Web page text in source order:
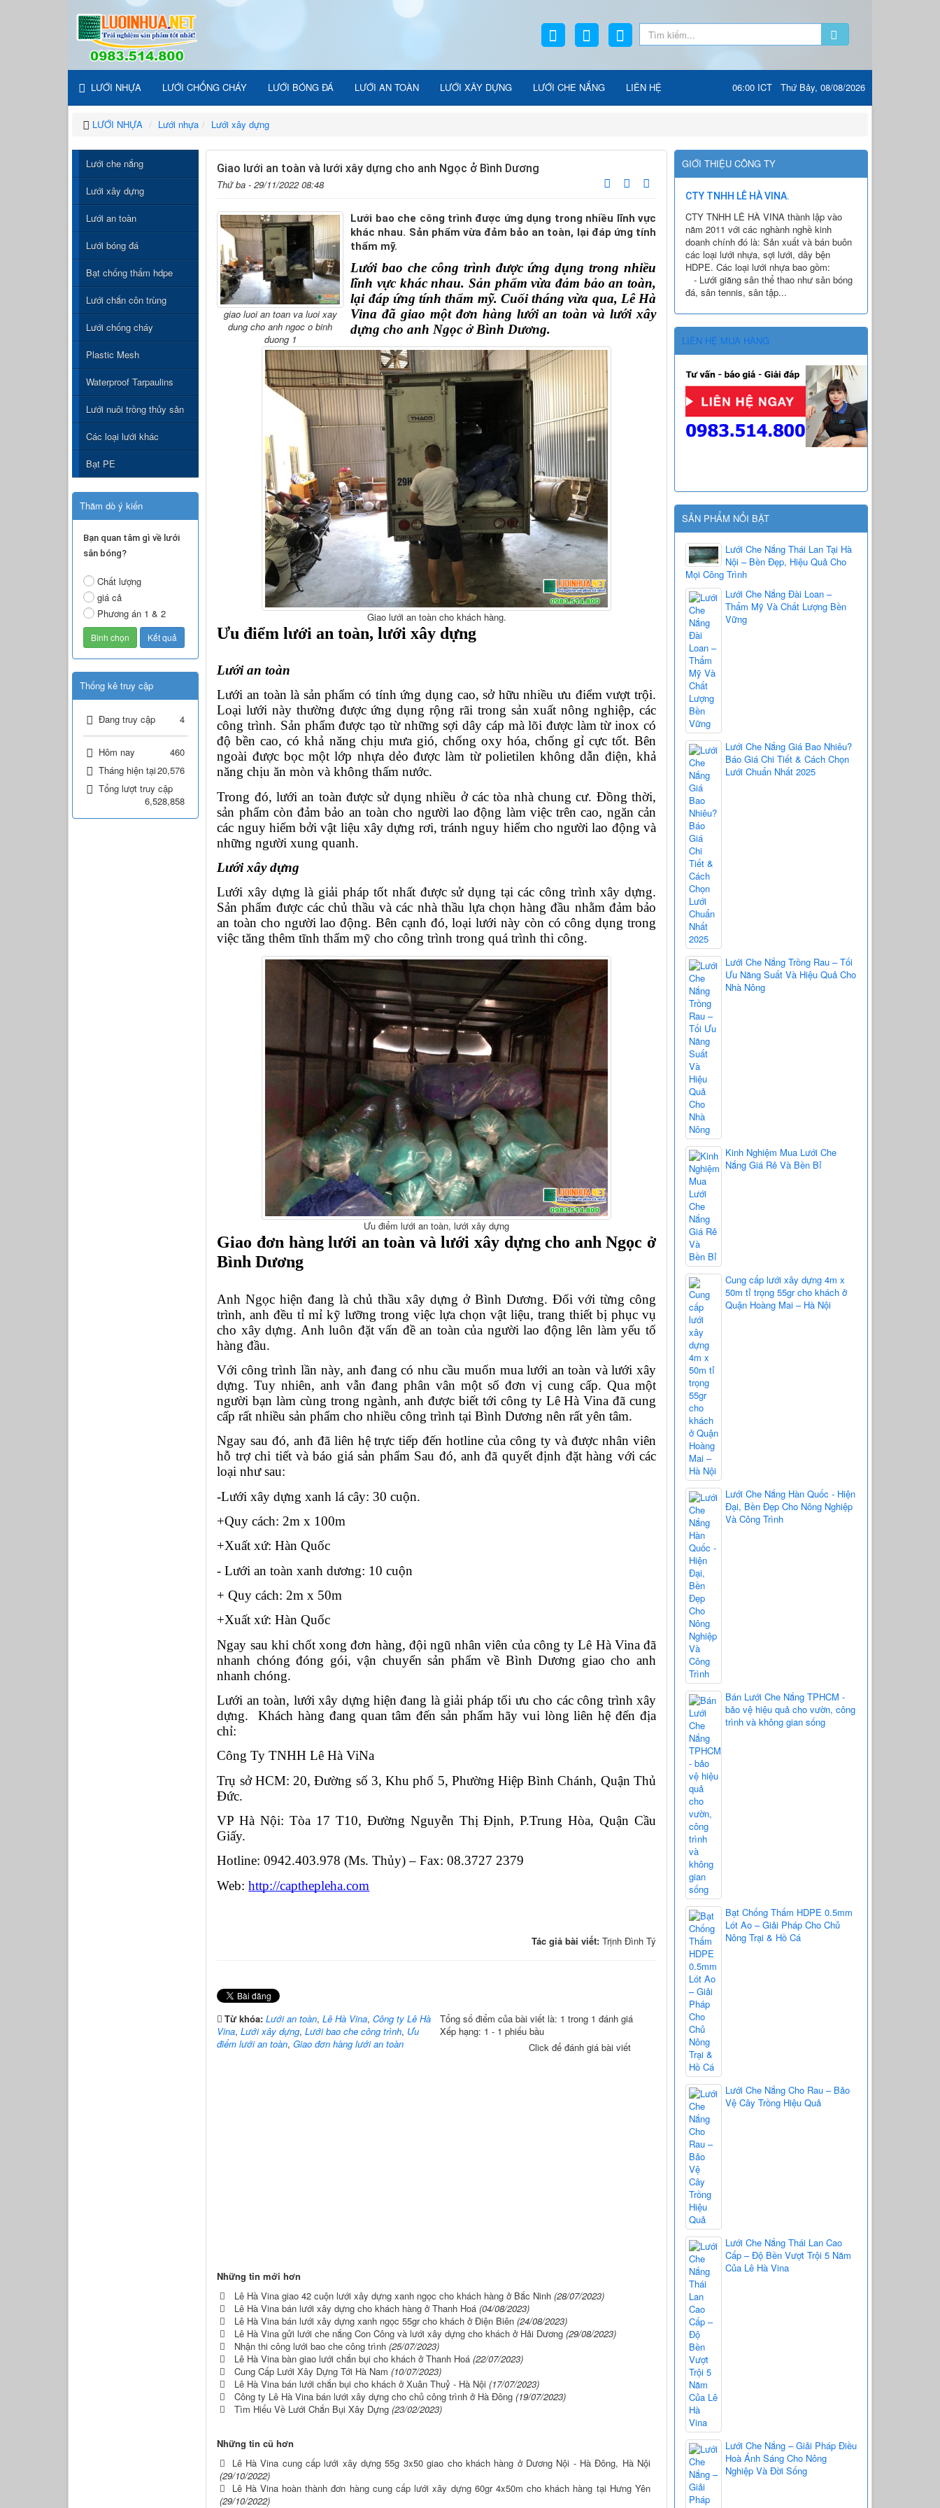
LƯỚI NHỰA LƯỚI CHỐNG CHÁY LƯỚI BÓNG ĐÁ LƯỚI AN TOÀN LƯỚI XÂY DỰNG LƯỚI CHE NẮNG LIÊN HỆ 06:00 ICT Thứ Bảy, 08/08/2026
LƯỚI NHỰA Lưới nhựa Lưới xây dựng
Giao lưới an toàn và lưới xây dựng cho anh Ngọc ở Bình Dương
Thứ ba - 29/11/2022 08:48
giao luoi an toan va luoi xay
dung cho anh ngoc o binh
duong 1
Lưới bao che công trình được ứng dụng trong nhiều lĩnh vực
khác nhau. Sản phẩm vừa đảm bảo an toàn, lại đáp ứng tính
thẩm mỹ.
Lưới bao che công trình được ứng dụng trong nhiều
lĩnh vực khác nhau. Sản phẩm vừa đảm bảo an toàn,
lại đáp ứng tính thẩm mỹ. Cuối tháng vừa qua, Lê Hà
Vina đã giao một đơn hàng lưới an toàn và lưới xây
dựng cho anh Ngọc ở Bình Dương.
Giao lưới an toàn cho khách hàng.
Ưu điểm lưới an toàn, lưới xây dựng
Lưới an toàn
Lưới an toàn là sản phẩm có tính ứng dụng cao, sở hữu nhiều ưu điểm vượt trội.
Loại lưới này thường được ứng dụng rộng rãi trong sản xuất nông nghiệp, các
công trình. Sản phẩm được tạo từ những sợi dây cáp mà lõi được làm từ inox có
độ bền cao, có khả năng chịu mưa gió, chống oxy hóa, chống gỉ cực tốt. Bên
ngoài được bọc một lớp nhựa dẻo được làm từ polietilen không dẫn điện, khả
năng chịu ăn mòn và không thấm nước.
Trong đó, lưới an toàn được sử dụng nhiều ở các tòa nhà chung cư. Đồng thời,
sản phẩm còn đảm bảo an toàn cho người lao động làm việc trên cao, ngăn cản
các nguy hiểm bởi vật liệu xây dựng rơi, tránh nguy hiểm cho người lao động và
những người xung quanh.
Lưới xây dựng
Lưới xây dựng là giải pháp tốt nhất được sử dụng tại các công trình xây dựng.
Sản phẩm được các chủ thầu và các nhà thầu lựa chọn hàng đầu nhằm đảm bảo
an toàn cho người lao động. Bên cạnh đó, loại lưới này còn có công dụng trong
việc tăng thêm tĩnh thẩm mỹ cho công trình trong quá trình thi công.
Ưu điểm lưới an toàn, lưới xây dựng
Giao đơn hàng lưới an toàn và lưới xây dựng cho anh Ngọc ở
Bình Dương
Anh Ngọc hiện đang là chủ thầu xây dựng ở Bình Dương. Đối với từng công
trình, anh đều tỉ mỉ kỹ lưỡng trong việc lựa chọn vật liệu, trang thiết bị phục vụ
cho xây dựng. Anh luôn đặt vấn đề an toàn của người lao động lên làm yếu tố
hàng đầu.
Với công trình lần này, anh đang có nhu cầu muốn mua lưới an toàn và lưới xây
dựng. Tuy nhiên, anh vẫn đang phân vân một số đơn vị cung cấp. Qua một
người bạn làm cùng trong ngành, anh được biết tới công ty Lê Hà Vina đã cung
cấp rất nhiều sản phẩm cho nhiều công trình tại Bình Dương nên rất yên tâm.
Ngay sau đó, anh đã liên hệ trực tiếp đến hotline của công ty và được nhân viên
hỗ trợ chi tiết và báo giá sản phẩm Sau đó, anh đã quyết định đặt hàng với các
loại như sau:
-Lưới xây dựng xanh lá cây: 30 cuộn.
+Quy cách: 2m x 100m
+Xuất xứ: Hàn Quốc
- Lưới an toàn xanh dương: 10 cuộn
+ Quy cách: 2m x 50m
+Xuất xứ: Hàn Quốc
Ngay sau khi chốt xong đơn hàng, đội ngũ nhân viên của công ty Lê Hà Vina đã
nhanh chóng đóng gói, vận chuyển sản phẩm về Bình Dương giao cho anh
nhanh chóng.
Lưới an toàn, lưới xây dựng hiện đang là giải pháp tối ưu cho các công trình xây
dựng.  Khách hàng đang quan tâm đến sản phẩm hãy vui lòng liên hệ đến địa
chỉ:
Công Ty TNHH Lê Hà ViNa
Trụ sở HCM: 20, Đường số 3, Khu phố 5, Phường Hiệp Bình Chánh, Quận Thủ
Đức.
VP Hà Nội: Tòa 17 T10, Đường Nguyễn Thị Định, P.Trung Hòa, Quận Cầu
Giấy.
Hotline: 0942.403.978 (Ms. Thủy) – Fax: 08.3727 2379
Web: http://capthepleha.com
Tác giả bài viết: Trịnh Đình Tý
Từ khóa:Lưới an toàn,Lê Hà Vina,Công ty Lê Hà
Vina,Lưới xây dựng,Lưới bao che công trình, Ưu
điểm lưới an toàn,Giao đơn hàng lưới an toàn
Tổng số điểm của bài viết là: 1 trong 1 đánh giá
Xếp hạng: 1 - 1 phiếu bầu
Click để đánh giá bài viết
Những tin mới hơn
Lê Hà Vina giao 42 cuộn lưới xây dựng xanh ngọc cho khách hàng ở Bắc Ninh (28/07/2023)
Lê Hà Vina bán lưới xây dựng cho khách hàng ở Thanh Hoá (04/08/2023)
Lê Hà Vina bán lưới xây dựng xanh ngọc 55gr cho khách ở Điện Biên (24/08/2023)
Lê Hà Vina gửi lưới che nắng Con Công và lưới xây dựng cho khách ở Hải Dương (29/08/2023)
Nhận thi công lưới bao che công trình (25/07/2023)
Lê Hà Vina bàn giao lưới chắn bụi cho khách ở Thanh Hoá (22/07/2023)
Cung Cấp Lưới Xây Dựng Tới Hà Nam (10/07/2023)
Lê Hà Vina bán lưới chắn bụi cho khách ở Xuân Thuỷ - Hà Nội (17/07/2023)
Công ty Lê Hà Vina bán lưới xây dựng cho chủ công trình ở Hà Đông (19/07/2023)
Tìm Hiểu Về Lưới Chắn Bụi Xây Dựng (23/02/2023)
Những tin cũ hơn
Lê Hà Vina cung cấp lưới xây dựng 55g 3x50 giao cho khách hàng ở Dương Nội - Hà Đông, Hà Nội
(29/10/2022)
Lê Hà Vina hoàn thành đơn hàng cung cấp lưới xây dựng 60gr 4x50m cho khách hàng tại Hưng Yên
(29/10/2022)
GIỚI THIỆU CÔNG TY
CTY TNHH LÊ HÀ VINA.
CTY TNHH LÊ HÀ VINA thành lập vào
năm 2011 với các nghành nghề kinh
doanh chính đó là: Sản xuất và bán buôn
các loại lưới nhựa, sợi lưới, dây bện
HDPE. Các loại lưới nhựa bao gồm:
- Lưới giăng sân thể thao như sân bóng
đá, sân tennis, sân tập...
LIÊN HỆ MUA HÀNG
SẢN PHẨM NỔI BẬT
Lưới Che Nắng Thái Lan Tại Hà
Nội – Bền Đẹp, Hiệu Quả Cho
Mọi Công Trình
Lưới Che Nắng Đài Loan –
Thẩm Mỹ Và Chất Lượng Bền
Vững
Lưới Che Nắng Giá Bao Nhiêu?
Báo Giá Chi Tiết & Cách Chọn
Lưới Chuẩn Nhất 2025
Lưới Che Nắng Trồng Rau – Tối
Ưu Năng Suất Và Hiệu Quả Cho
Nhà Nông
Kinh Nghiệm Mua Lưới Che
Nắng Giá Rẻ Và Bền Bỉ
Cung cấp lưới xây dựng 4m x
50m tỉ trọng 55gr cho khách ở
Quận Hoàng Mai – Hà Nội
Lưới Che Nắng Hàn Quốc - Hiện
Đại, Bền Đẹp Cho Nông Nghiệp
Và Công Trình
Bán Lưới Che Nắng TPHCM -
bảo vệ hiệu quả cho vườn, công
trình và không gian sống
Bạt Chống Thấm HDPE 0.5mm
Lót Ao – Giải Pháp Cho Chủ
Nông Trại & Hồ Cá
Lưới Che Nắng Cho Rau – Bảo
Vệ Cây Trồng Hiệu Quả
Lưới Che Nắng Thái Lan Cao
Cấp – Độ Bền Vượt Trội 5 Năm
Của Lê Hà Vina
Lưới Che Nắng – Giải Pháp Điều
Hoà Ánh Sáng Cho Nông
Nghiệp Và Đời Sống
Lưới che nắng
Lưới xây dựng
Lưới an toàn
Lưới bóng đá
Bạt chống thấm hdpe
Lưới chắn côn trùng
Lưới chống cháy
Plastic Mesh
Waterproof Tarpaulins
Lưới nuôi trồng thủy sản
Các loại lưới khác
Bạt PE
Thăm dò ý kiến
Bạn quan tâm gì về lưới
sân bóng?
Chất lượng
giá cả
Phương án 1 & 2
Thống kê truy cập
Đang truy cập 4
Hôm nay
460
Tháng hiện tại20,576
Tổng lượt truy cập
6,528,858